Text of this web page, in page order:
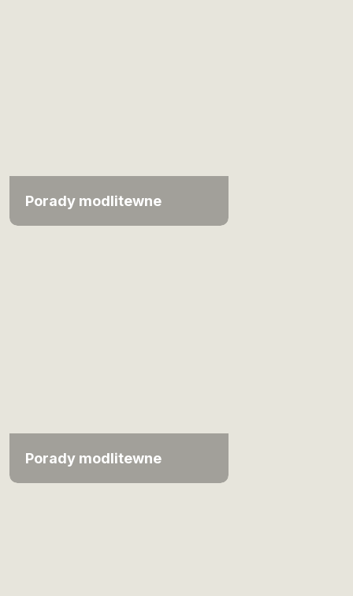
Porady modlitewne
Porady modlitewne